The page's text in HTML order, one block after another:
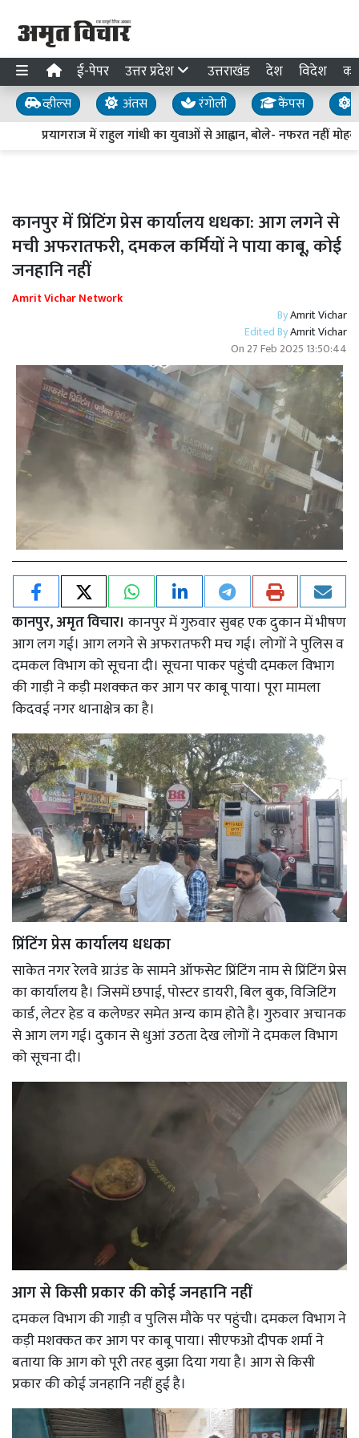
ई-पेपर उत्तर प्रदेश उत्तराखंड देश विदेश
व्हील्स अंतस रंगोली कैंपस
प्रयागराज में राहुल गांधी का युवाओं से आह्वान, बोले- नफरत नहीं
कानपुर में प्रिंटिंग प्रेस कार्यालय धधका: आग लगने से
मची अफरातफरी, दमकल कर्मियों ने पाया काबू, कोई
जनहानि नहीं
Amrit Vichar Network
ByAmrit Vichar
Edited ByAmrit Vichar
On 27 Feb 2025 13:50:44
कानपुर, अमृत विचार। कानपुर में गुरुवार सुबह एक दुकान में भीषण
आग लग गई। आग लगने से अफरातफरी मच गई। लोगों ने पुलिस व
दमकल विभाग को सूचना दी। सूचना पाकर पहुंची दमकल विभाग
की गाड़ी ने कड़ी मशक्कत कर आग पर काबू पाया। पूरा मामला
किदवई नगर थानाक्षेत्र का है।
प्रिंटिंग प्रेस कार्यालय धधका
साकेत नगर रेलवे ग्राउंड के सामने ऑफसेट प्रिंटिंग नाम से प्रिंटिंग प्रेस
का कार्यालय है। जिसमें छपाई, पोस्टर डायरी, बिल बुक, विजिटिंग
कार्ड, लेटर हेड व कलेण्डर समेत अन्य काम होते है। गुरुवार अचानक
से आग लग गई। दुकान से धुआं उठता देख लोगों ने दमकल विभाग
को सूचना दी।
आग से किसी प्रकार की कोई जनहानि नहीं
दमकल विभाग की गाड़ी व पुलिस मौके पर पहुंची। दमकल विभाग ने
कड़ी मशक्कत कर आग पर काबू पाया। सीएफओ दीपक शर्मा ने
बताया कि आग को पूरी तरह बुझा दिया गया है। आग से किसी
प्रकार की कोई जनहानि नहीं हुई है।